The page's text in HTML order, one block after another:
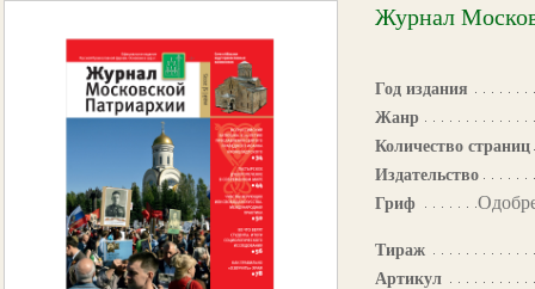
Журнал
Год издания
Жанр
Количество страниц
Издательство
Гриф
Тираж
Артикул